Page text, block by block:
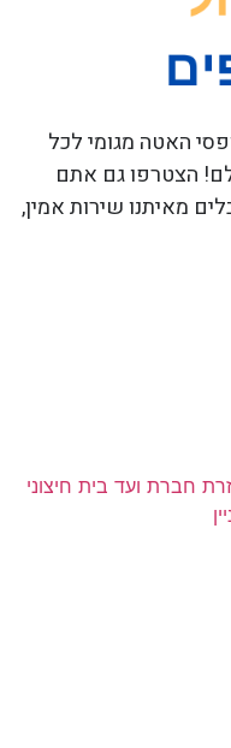
האטה מגומי לכל
הצטרפו גם אתם
מאיתנו שירות אמין,
חברת ועד בית חיצוני